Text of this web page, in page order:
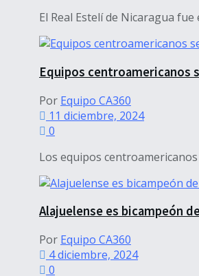
El Real Estelí de Nicaragua
Equipos centroamericanos
Por Equipo CA360
11 diciembre, 2024
0
Los equipos
Alajuelense es bicampeón
Por Equipo CA360
4 diciembre, 2024
0